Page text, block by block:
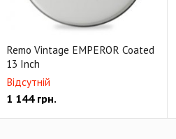
Remo Vintage EMPEROR Coated
13 Inch
Відсутній
1 144грн.